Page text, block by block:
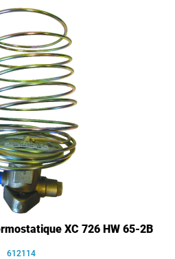
XC 726 HW 65-2B
612114